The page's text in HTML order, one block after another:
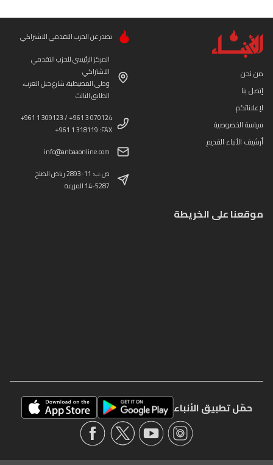
من نحن
إتصل بنا
لإعلاناتكم
سياسة الخصوصية
أرشيف الأنباء القديم
تصدر عن الحزب التقدمي الاشتراكي
المركز الرئيسي للحزب التقدمي
الاشتراكي
وطى المصيطبة، شارع جبل العرب،
الطابق الثالث
+961 1 309123 / +961 3 070124
+961 1 318119 :FAX
info@anbaaonline.com
ص.ب: 11-2893 رياض الصلح
14-5287 المزرعة
موقعنا على الخريطة
حمّل تطبيق الأنباء